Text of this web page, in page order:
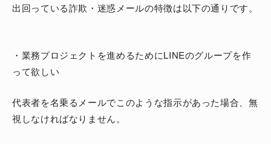
出回っている詐欺・迷惑メールの特徴は以下の通りです。
・業務プロジェクトを進めるためにLINEのグループを作
って欲しい
代表者を名乗るメールでこのような指示があった場合、無
視しなければなりません。